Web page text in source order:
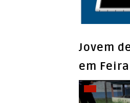
Jovem
em